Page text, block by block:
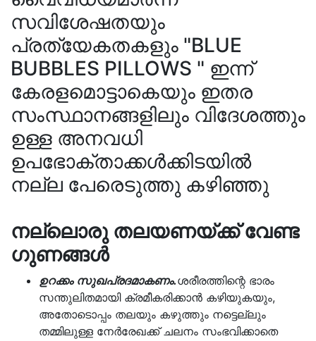
സവിശേഷതയും
പ്രത്യേകതകളും "BLUE
BUBBLES PILLOWS " ഇന്ന്
കേരളമൊട്ടാകെയും ഇതര
സംസ്ഥാനങ്ങളിലും വിദേശത്തും
ഉള്ള അനവധി
ഉപഭോക്താക്കൾക്കിടയിൽ
നല്ല പേരെടുത്തു കഴിഞ്ഞു
നല്ലൊരു തലയണയ്ക്ക് വേണ്ട
ഗുണങ്ങൾ
ഉറക്കം സുഖപ്രദമാകണം.ശരീരത്തിന്റെ ഭാരം
സന്തുലിതമായി ക്രമീകരിക്കാൻ കഴിയുകയും,
അതോടൊപ്പം തലയും കഴുത്തും നട്ടെല്ലും
തമ്മിലുള്ള നേർരേഖക്ക് ചലനം സംഭവിക്കാതെ